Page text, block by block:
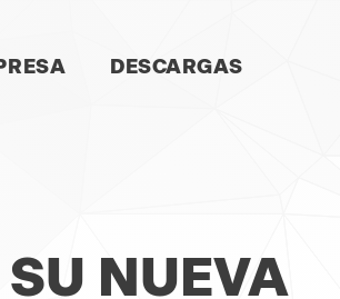
DESCARGAS
NUEVA